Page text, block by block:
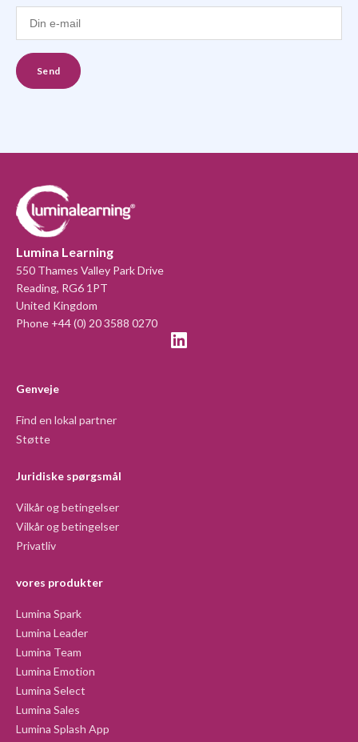
Lumina Learning
550 Thames Valley Park Drive
Reading, RG6 1PT
United Kingdom
Phone +44 (0) 20 3588 0270
Genveje
Find en lokal partner
Støtte
Juridiske spørgsmål
Vilkår og betingelser
Vilkår og betingelser
Privatliv
vores produkter
Lumina Spark
Lumina Leader
Lumina Team
Lumina Emotion
Lumina Select
Lumina Sales
Lumina Splash App